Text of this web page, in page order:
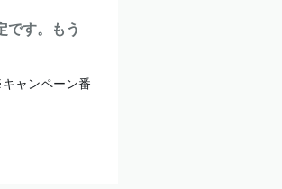
です。もう
ャンペーン番